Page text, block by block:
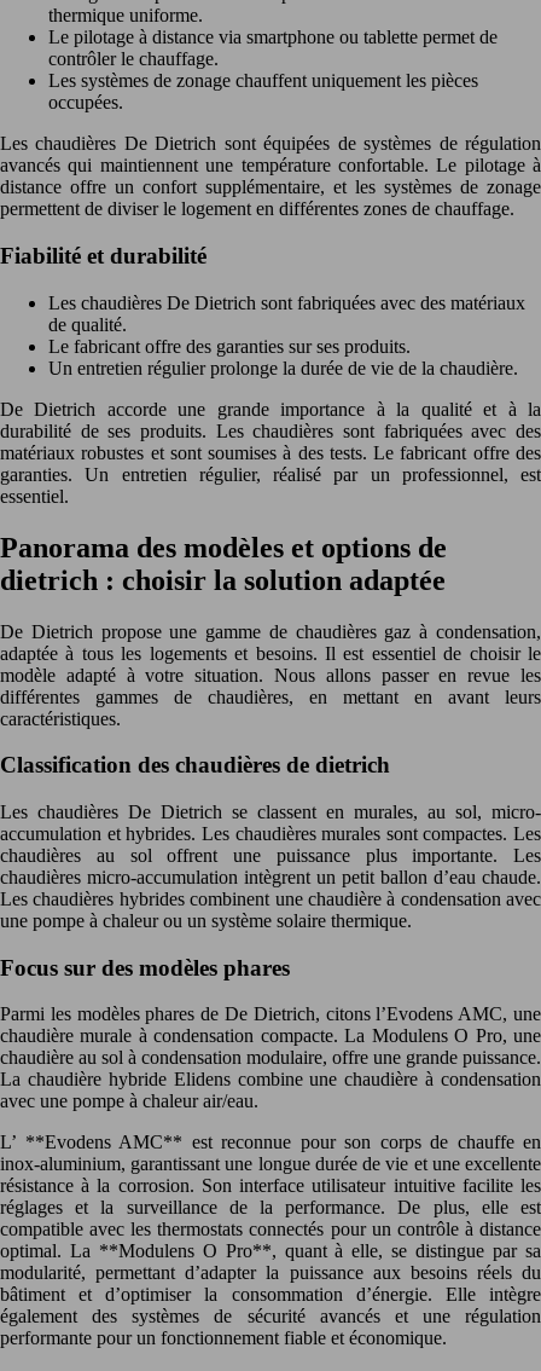
thermique uniforme.
Le pilotage à distance via smartphone ou tablette permet de
contrôler le chauffage.
Les systèmes de zonage chauffent uniquement les pièces
occupées.
Les chaudières De Dietrich sont équipées de systèmes de régulation
avancés qui maintiennent une température confortable. Le pilotage à
distance offre un confort supplémentaire, et les systèmes de zonage
permettent de diviser le logement en différentes zones de chauffage.
Fiabilité et durabilité
Les chaudières De Dietrich sont fabriquées avec des matériaux
de qualité.
Le fabricant offre des garanties sur ses produits.
Un entretien régulier prolonge la durée de vie de la chaudière.
De Dietrich accorde une grande importance à la qualité et à la
durabilité de ses produits. Les chaudières sont fabriquées avec des
matériaux robustes et sont soumises à des tests. Le fabricant offre des
garanties. Un entretien régulier, réalisé par un professionnel, est
essentiel.
Panorama des modèles et options de
dietrich : choisir la solution adaptée
De Dietrich propose une gamme de chaudières gaz à condensation,
adaptée à tous les logements et besoins. Il est essentiel de choisir le
modèle adapté à votre situation. Nous allons passer en revue les
différentes gammes de chaudières, en mettant en avant leurs
caractéristiques.
Classification des chaudières de dietrich
Les chaudières De Dietrich se classent en murales, au sol, micro-
accumulation et hybrides. Les chaudières murales sont compactes. Les
chaudières au sol offrent une puissance plus importante. Les
chaudières micro-accumulation intègrent un petit ballon d’eau chaude.
Les chaudières hybrides combinent une chaudière à condensation avec
une pompe à chaleur ou un système solaire thermique.
Focus sur des modèles phares
Parmi les modèles phares de De Dietrich, citons l’Evodens AMC, une
chaudière murale à condensation compacte. La Modulens O Pro, une
chaudière au sol à condensation modulaire, offre une grande puissance.
La chaudière hybride Elidens combine une chaudière à condensation
avec une pompe à chaleur air/eau.
L’ **Evodens AMC** est reconnue pour son corps de chauffe en
inox-aluminium, garantissant une longue durée de vie et une excellente
résistance à la corrosion. Son interface utilisateur intuitive facilite les
réglages et la surveillance de la performance. De plus, elle est
compatible avec les thermostats connectés pour un contrôle à distance
optimal. La **Modulens O Pro**, quant à elle, se distingue par sa
modularité, permettant d’adapter la puissance aux besoins réels du
bâtiment et d’optimiser la consommation d’énergie. Elle intègre
également des systèmes de sécurité avancés et une régulation
performante pour un fonctionnement fiable et économique.